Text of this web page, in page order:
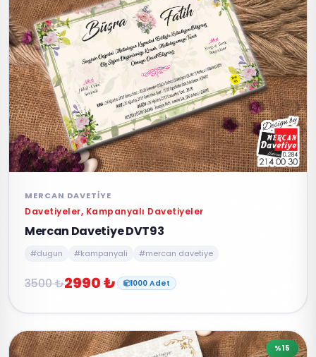
MERCAN DAVETIYE
Davetiyeler, Kampanyalı Davetiyeler
Mercan Davetiye DVT93
#dugun #kampanyali #mercan davetiye
3500 ₺2990 ₺ 1000 Adet
%15